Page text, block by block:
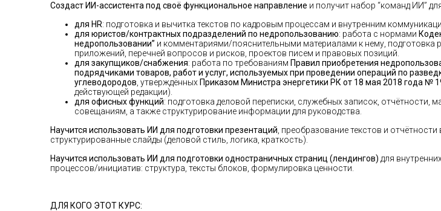
Создаст ИИ-ассистента под своё функциональное направление и получит набор “команд ИИ”
для HR: подготовка и вычитка текстов по кадровым процессам и внутренним
для юристов/контрактных подразделений по недропользованию: работа с нормами
недропользовании” и комментариями/пояснительными материалами к нему, подготовка
приложений, перечней вопросов и рисков, проектов писем и правовых позиций.
для закупщиков/снабжения: работа по требованиям Правил приобретения
подрядчиками товаров, работ и услуг, используемых при проведении операций по
углеводородов , утверждённых Приказом Министра энергетики РК от 18 мая 2018 года №
действующей редакции).
для офисных функций: подготовка деловой переписки, служебных записок, отчётности,
совещаниям, а также структурирование информации для руководства.
Научится использовать ИИ для подготовки презентаций , преобразование текстов и отчётности
структурированные слайды (деловой стиль, логика, краткость).
Научится использовать ИИ для подготовки одностраничных страниц (лендингов) для
процессов/инициатив: структура, тексты блоков, формулировка ценности.
ДЛЯ КОГО ЭТОТ КУРС: